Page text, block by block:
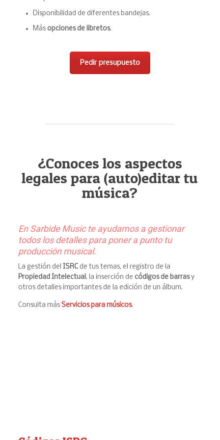
Disponibilidad de diferentes bandejas.
Más opciones de libretos.
Pedir presupuesto
¿Conoces los aspectos
legales para (auto)editar tu
música?
En Sarbide Music te ayudamos a gestionar
todos los detalles para poner a punto tu
producción musical.
La gestión del ISRCde tus temas, el registro de la
Propiedad Intelectual, la inserción de códigos de barrasy
otros detalles importantes de la edición de un álbum.
Consulta más Servicios para músicos.